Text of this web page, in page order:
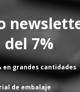
7%
en grandes cantidades
de embalaje
ROBOT S7
de seguridad de la
carro portabobina
31,22 € SIN IVA
AÑADIR AL CARRITO